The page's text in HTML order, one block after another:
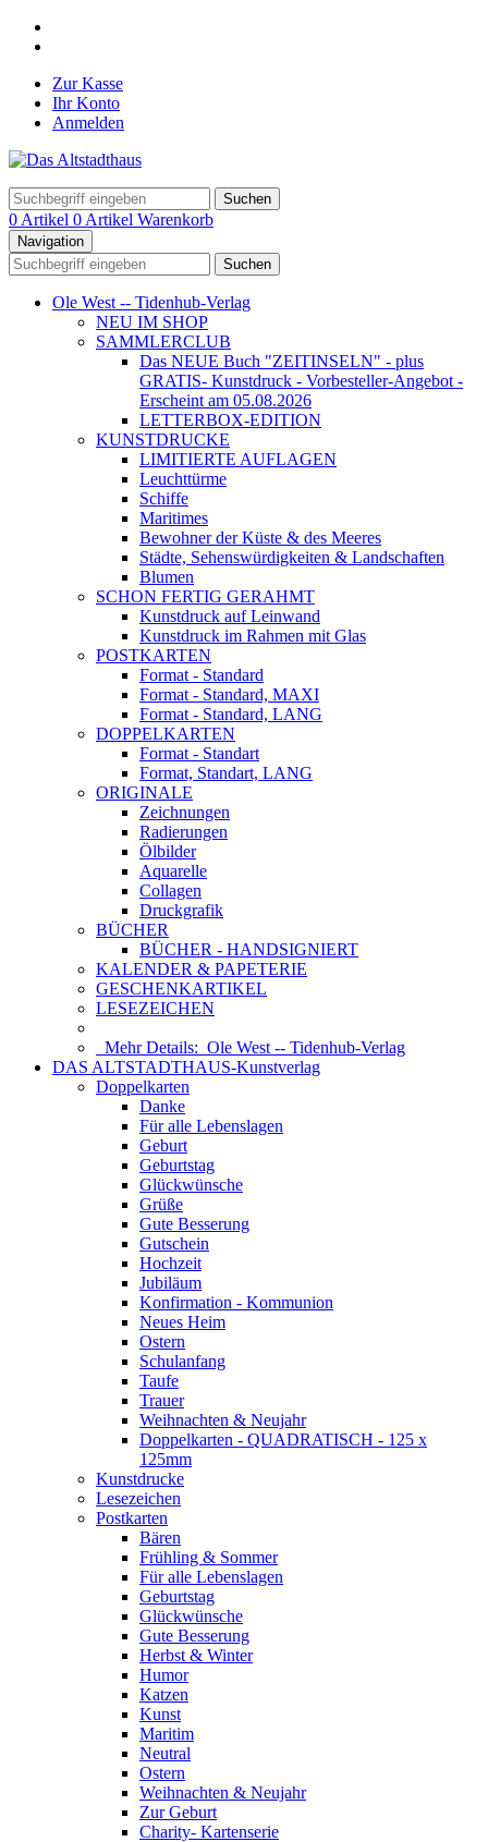
Zur Kasse
Ihr Konto
Anmelden
Suchen
0 Artikel 0 Artikel Warenkorb
Navigation
Suchen
Ole West -- Tidenhub-Verlag
NEU IM SHOP
SAMMLERCLUB
Das NEUE Buch "ZEITINSELN" - plus
GRATIS- Kunstdruck - Vorbesteller-Angebot -
Erscheint am 05.08.2026
LETTERBOX-EDITION
KUNSTDRUCKE
LIMITIERTE AUFLAGEN
Leuchttürme
Schiffe
Maritimes
Bewohner der Küste & des Meeres
Städte, Sehenswürdigkeiten & Landschaften
Blumen
SCHON FERTIG GERAHMT
Kunstdruck auf Leinwand
Kunstdruck im Rahmen mit Glas
POSTKARTEN
Format - Standard
Format - Standard, MAXI
Format - Standard, LANG
DOPPELKARTEN
Format - Standart
Format, Standart, LANG
ORIGINALE
Zeichnungen
Radierungen
Ölbilder
Aquarelle
Collagen
Druckgrafik
BÜCHER
BÜCHER - HANDSIGNIERT
KALENDER & PAPETERIE
GESCHENKARTIKEL
LESEZEICHEN
Mehr Details: Ole West -- Tidenhub-Verlag
DAS ALTSTADTHAUS-Kunstverlag
Doppelkarten
Danke
Für alle Lebenslagen
Geburt
Geburtstag
Glückwünsche
Grüße
Gute Besserung
Gutschein
Hochzeit
Jubiläum
Konfirmation - Kommunion
Neues Heim
Ostern
Schulanfang
Taufe
Trauer
Weihnachten & Neujahr
Doppelkarten - QUADRATISCH - 125 x
125mm
Kunstdrucke
Lesezeichen
Postkarten
Bären
Frühling & Sommer
Für alle Lebenslagen
Geburtstag
Glückwünsche
Gute Besserung
Herbst & Winter
Humor
Katzen
Kunst
Maritim
Neutral
Ostern
Weihnachten & Neujahr
Zur Geburt
Charity- Kartenserie